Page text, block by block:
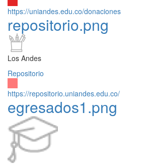
https://uniandes.edu.co/donaciones
repositorio.png
Los Andes
Repositorio
https://repositorio.uniandes.edu.co/
egresados1.png